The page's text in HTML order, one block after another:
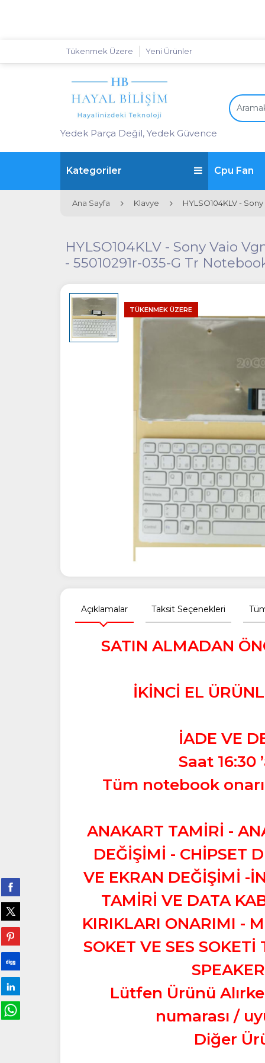
Tükenmek Üzere Yeni Ürünler
Yedek Parça Değil, Yedek Güvence
Kategoriler Cpu Fan
Ana Sayfa Klavye HYLSO104KLV -
HYLSO104KLV - Sony Vaio
- 55010291r-035-G Tr
TÜKENMEK ÜZERE
Açıklamalar Taksit Seçenekleri
SATIN ALMADAN
İKİNCİ EL
İADE VE
Saat 16:30
Tüm notebook
ANAKART TAMİRİ -
DEĞİŞİMİ - CHİPSET
VE EKRAN DEĞİŞİMİ -
TAMİRİ VE DATA
KIRIKLARI ONARIMI -
SOKET VE SES
Lütfen Ürünü
numarası /
Diğer